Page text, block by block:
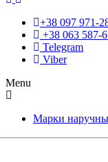
+38 097 971-
+38 063 587-
Telegram
Viber
Menu
Марки